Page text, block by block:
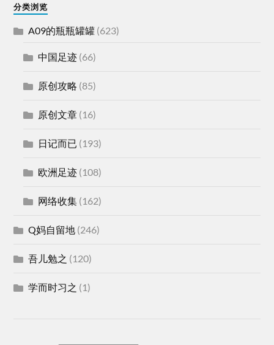
分类浏览
A09的瓶瓶罐罐 (623)
中国足迹 (66)
原创攻略 (85)
原创文章 (16)
日记而已 (193)
欧洲足迹 (108)
网络收集 (162)
Q妈自留地 (246)
吾儿勉之 (120)
学而时习之 (1)